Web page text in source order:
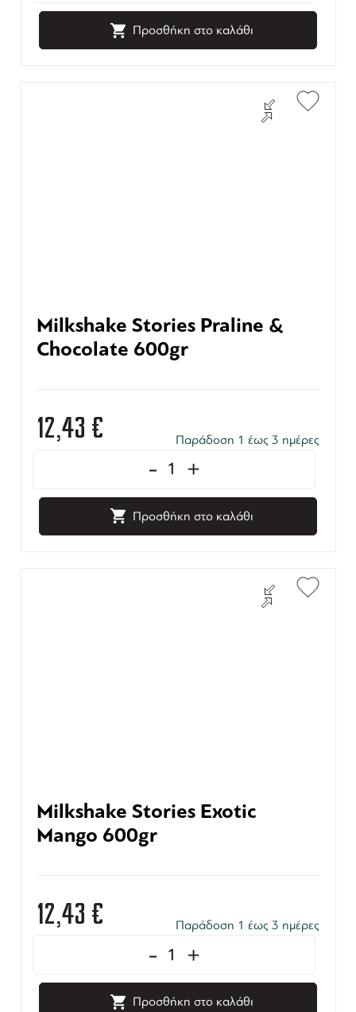
Προσθήκη στο καλάθι
Milkshake Stories Praline &
Chocolate 600gr
12,43 € Παράδοση 1 έως 3 ημέρες
- +
Προσθήκη στο καλάθι
Milkshake Stories Exotic
Mango 600gr
12,43 € Παράδοση 1 έως 3 ημέρες
- +
Προσθήκη στο καλάθι